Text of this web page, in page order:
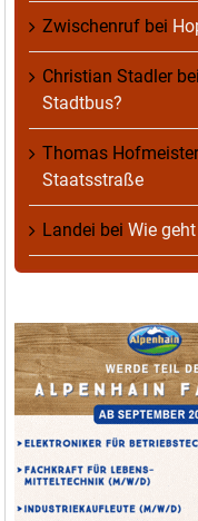
Zwischenruf bei
Christian Stadlerbei
Stadtbus?
Thomas Hofmeister
Staatsstraße
Landei bei Wie